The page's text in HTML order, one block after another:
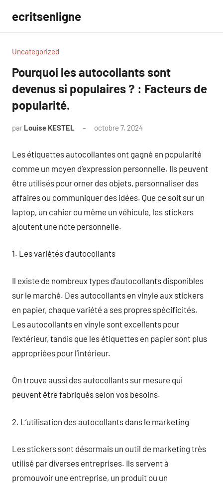
contenu
ecritsenligne
Uncategorized
Pourquoi les autocollants sont
devenus si populaires ? : Facteurs de
popularité.
par Louise KESTEL octobre 7, 2024
Les étiquettes autocollantes ont gagné en popularité
comme un moyen d’expression personnelle. Ils peuvent
être utilisés pour orner des objets, personnaliser des
affaires ou communiquer des idées. Que ce soit sur un
laptop, un cahier ou même un véhicule, les stickers
ajoutent une note personnelle.
1. Les variétés d’autocollants
Il existe de nombreux types d’autocollants disponibles
sur le marché. Des autocollants en vinyle aux stickers
en papier, chaque variété a ses propres spécificités.
Les autocollants en vinyle sont excellents pour
l’extérieur, tandis que les étiquettes en papier sont plus
appropriées pour l’intérieur.
On trouve aussi des autocollants sur mesure qui
peuvent être fabriqués selon vos besoins.
2. L’utilisation des autocollants dans le marketing
Les stickers sont désormais un outil de marketing très
utilisé par diverses entreprises. Ils servent à
promouvoir une entreprise, un produit ou un